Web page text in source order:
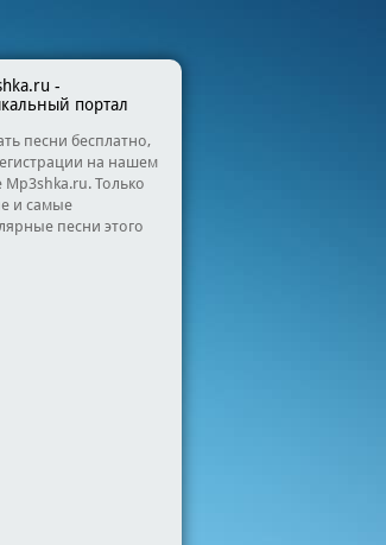
-
портал
песни бесплатно,
на нашем
Mp3shka.ru. Только
и самые
песни этого